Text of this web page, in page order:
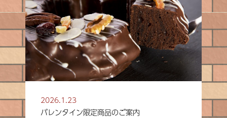
2026.1.23
バレンタイン限定商品のご案内